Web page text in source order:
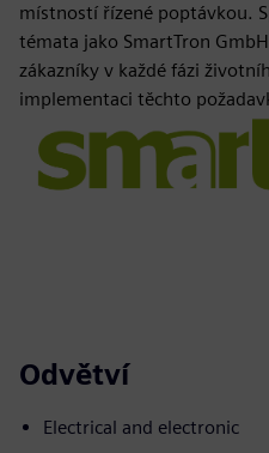
místností řízené poptávkou.
témata jako SmartTron
zákazníky v každé fázi
implementaci těchto
Odvětví
Electrical and electronic